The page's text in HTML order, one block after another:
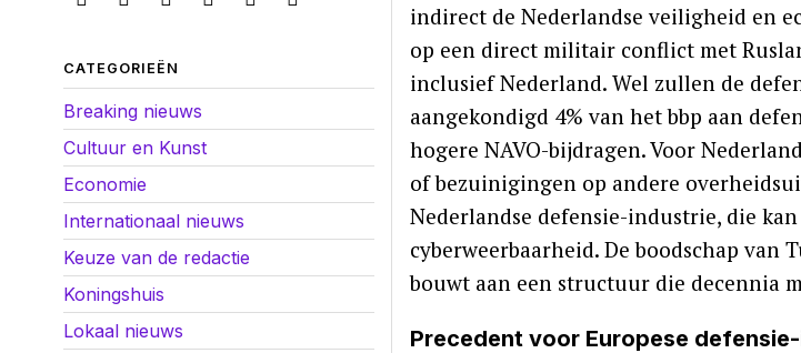
indirect de Nederlandse veiligheid en
op een direct militair conflict met
inclusief Nederland. Wel zullen de
aangekondigd 4% van het bbp aan
hogere NAVO-bijdragen. Voor
of bezuinigingen op andere
Nederlandse defensie-industrie, die
cyberweerbaarheid. De boodschap van
bouwt aan een structuur die decennia
Precedent voor Europese
CATEGORIEËN
Breaking nieuws
Cultuur en Kunst
Economie
Internationaal nieuws
Keuze van de redactie
Koningshuis
Lokaal nieuws